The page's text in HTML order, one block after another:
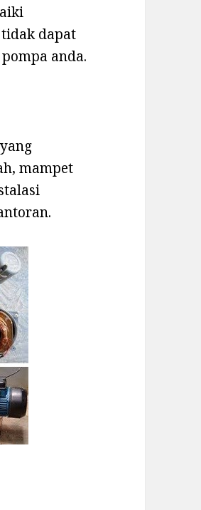
dapat
anda.
mampet